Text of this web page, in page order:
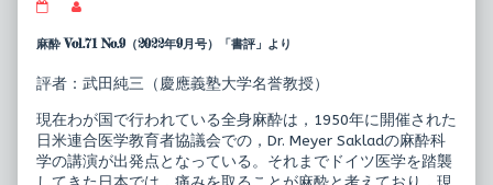
麻
学
published
on
posts
author
臨
床
麻
酔
麻酔 Vol.71 No.9（2022年9月号）「書評」より
評者：武田純三（慶應義塾大学名誉教授）
現在わが国で行われている全身麻酔は，1950年に開催された
日米連合医学教育者協議会での，Dr. Meyer Sakladの麻酔科
学の講演が出発点となっている。それまでドイツ医学を踏襲